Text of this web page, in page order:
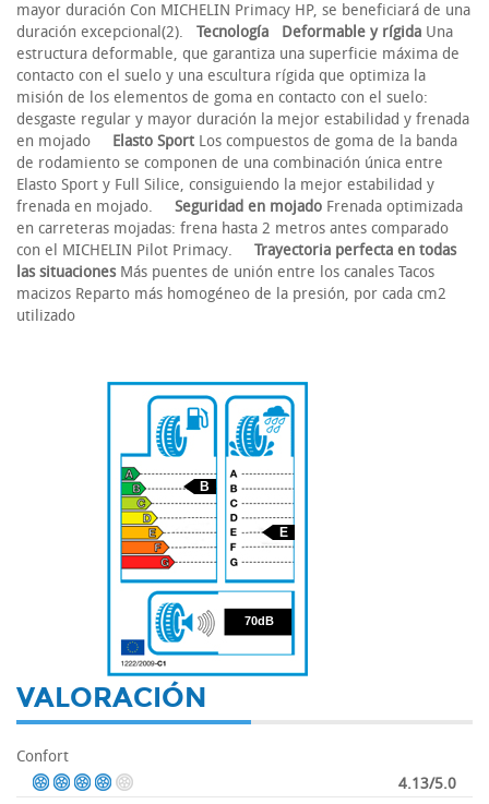
mayor duración Con MICHELIN Primacy HP, se beneficiará de una
duración excepcional(2). Tecnología Deformable y rígida Una
estructura deformable, que garantiza una superficie máxima de
contacto con el suelo y una escultura rígida que optimiza la
misión de los elementos de goma en contacto con el suelo:
desgaste regular y mayor duración la mejor estabilidad y frenada
en mojado Elasto Sport Los compuestos de goma de la banda
de rodamiento se componen de una combinación única entre
Elasto Sport y Full Silice, consiguiendo la mejor estabilidad y
frenada en mojado. Seguridad en mojado Frenada optimizada
en carreteras mojadas: frena hasta 2 metros antes comparado
con el MICHELIN Pilot Primacy. Trayectoria perfecta en todas
las situacionesMás puentes de unión entre los canales Tacos
macizos Reparto más homogéneo de la presión, por cada cm2
utilizado
70
B
E
70dB
VALORACIÓN
Confort
4.13/5.0